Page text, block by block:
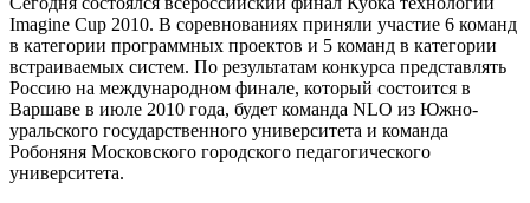
Imagine Cup 2010. В соревнованиях приняли участие 6 команд
в категории программных проектов и 5 команд в категории
встраиваемых систем. По результатам конкурса представлять
Россию на международном финале, который состоится в
Варшаве в июле 2010 года, будет команда NLO из Южно-
уральского государственного университета и команда
Робоняня Московского городского педагогического
университета.